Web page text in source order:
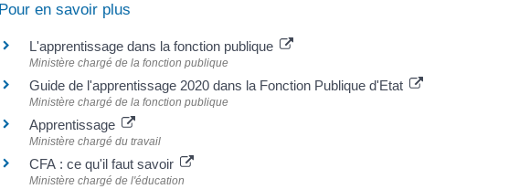
Pour en savoir plus
L'apprentissage dans la fonction publique
Ministère chargé de la fonction publique
Guide de l'apprentissage 2020 dans la Fonction Publique d'Etat
Ministère chargé de la fonction publique
Apprentissage
Ministère chargé du travail
CFA : ce qu'il faut savoir
Ministère chargé de l'éducation